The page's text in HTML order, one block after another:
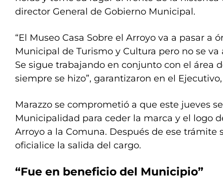
director General de Gobierno Municipal.
“El Museo Casa Sobre el Arroyo va a pasar a
Municipal de Turismo y Cultura pero no se
Se sigue trabajando en conjunto con el área
siempre se hizo”, garantizaron en el
Marazzo se comprometió a que este jueves
Municipalidad para ceder la marca y el logo
Arroyo a la Comuna. Después de ese trámite
oficialice la salida del cargo.
“Fue en beneficio del Municipio”